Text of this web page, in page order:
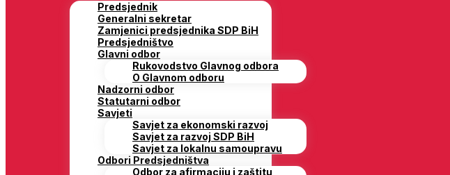
Predsjednik
Generalni sekretar
Zamjenici predsjednika SDP BiH
Predsjedništvo
Glavni odbor
Rukovodstvo Glavnog odbora
O Glavnom odboru
Nadzorni odbor
Statutarni odbor
Savjeti
Savjet za ekonomski razvoj
Savjet za razvoj SDP BiH
Savjet za lokalnu samoupravu
Odbori Predsjedništva
Odbor za afirmaciju i zaštitu